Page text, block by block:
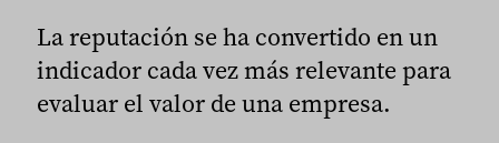
La reputación se ha convertido en un
indicador cada vez más relevante para
evaluar el valor de una empresa.